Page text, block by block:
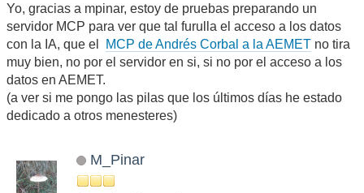
Yo, gracias a mpinar, estoy de pruebas preparando un
servidor MCP para ver que tal furulla el acceso a los datos
con la IA, que el
MCP de Andrés Corbal a la AEMET no tira
muy bien, no por el servidor en si, si no por el acceso a los
datos en AEMET.
(a ver si me pongo las pilas que los últimos días he estado
dedicado a otros menesteres)
M_Pinar